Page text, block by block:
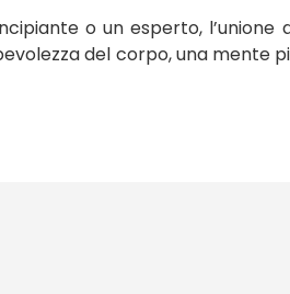
o un esperto,
del corpo, una mente